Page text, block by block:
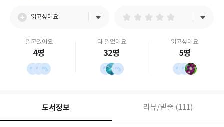
읽고싶어요
읽고있어요
4명
다 읽었어요
32명
읽고싶어요
5명
도서정보 리뷰/밑줄 (111)